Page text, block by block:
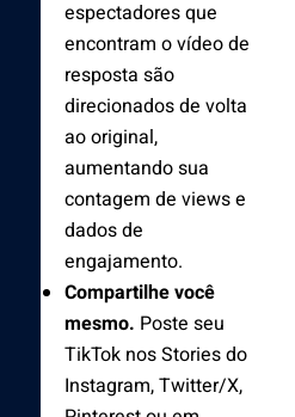
espectadores que
encontram o vídeo de
resposta são
direcionados de volta
ao original,
aumentando sua
contagem de views e
dados de
engajamento.
Compartilhe você
mesmo. Poste seu
TikTok nos Stories do
Instagram, Twitter/X,